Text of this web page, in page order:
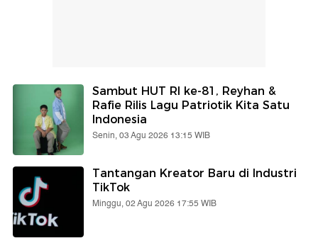
Sambut HUT RI ke-81, Reyhan &
Rafie Rilis Lagu Patriotik Kita Satu
Indonesia
Senin, 03 Agu 2026 13:15 WIB
Tantangan Kreator Baru di Industri
TikTok
Minggu, 02 Agu 2026 17:55 WIB